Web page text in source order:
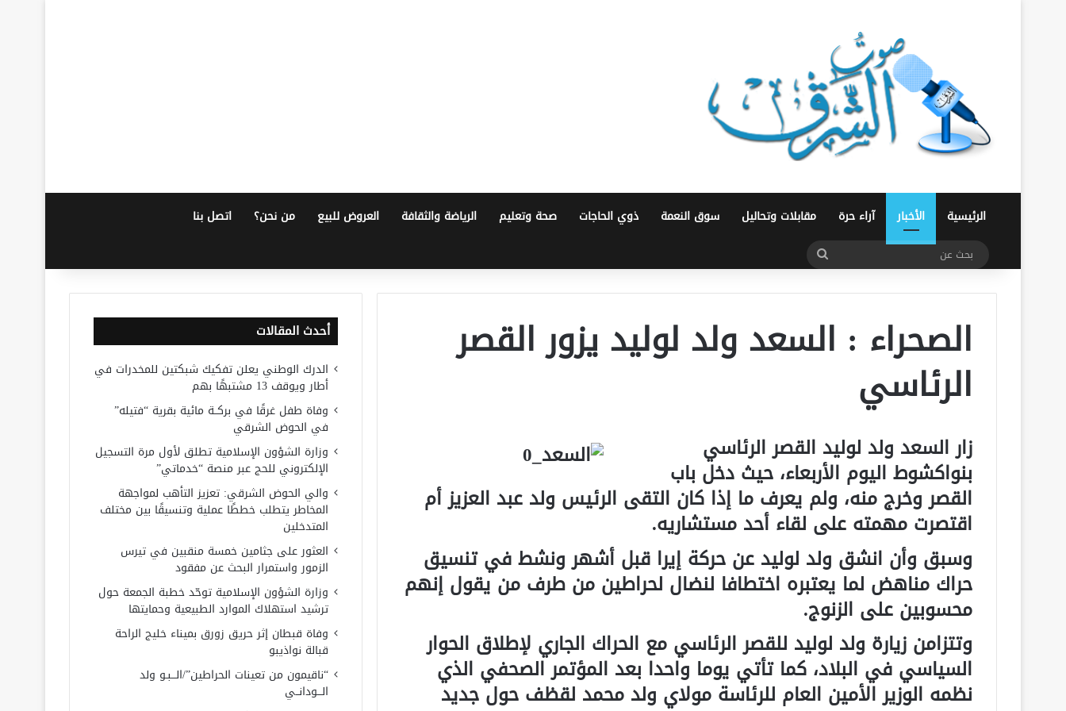
الرئيسية الأخبار آراء حرة مقابلات وتحاليل سوق النعمة ذوي الحاجات صحة وتعليم الرياضة والثقافة العروض للبيع من نحن؟ اتصل بنا
بحث
الصحراء : السعد ولد لوليد يزور القصر
الرئاسي
زار السعد ولد لوليد القصر الرئاسي
بنواكشوط اليوم الأربعاء، حيث دخل باب
القصر وخرج منه، ولم يعرف ما إذا كان التقى الرئيس ولد عبد العزيز أم
اقتصرت مهمته على لقاء أحد مستشاريه.
وسبق وأن انشق ولد لوليد عن حركة إيرا قبل أشهر ونشط في تنسيق
حراك مناهض لما يعتبره اختطافا لنضال لحراطين من طرف من يقول إنهم
محسوبين على الزنوج.
وتتزامن زيارة ولد لوليد للقصر الرئاسي مع الحراك الجاري لإطلاق الحوار
السياسي في البلاد، كما تأتي يوما واحدا بعد المؤتمر الصحفي الذي
نظمه الوزير الأمين العام للرئاسة مولاي ولد محمد لقظف حول جديد
أحدث المقالات
الدرك الوطني يعلن تفكيك شبكتين للمخدرات في
أطار ويوقف 13 مشتبهًا بهم
وفاة طفل غرقًا في بركــة مائية بقرية “فتيله”
في الحوض الشرقي
وزارة الشؤون الإسلامية تطلق لأول مرة التسجيل
الإلكتروني للحج عبر منصة “خدماتي”
والي الحوض الشرقي: تعزيز التأهب لمواجهة
المخاطر يتطلب خططًا عملية وتنسيقًا بين مختلف
المتدخلين
العثور على جثامين خمسة منقبين في تيرس
الزمور واستمرار البحث عن مفقود
وزارة الشؤون الإسلامية توحّد خطبة الجمعة حول
ترشيد استهلاك الموارد الطبيعية وحمايتها
وفاة قبطان إثر حريق زورق بميناء خليج الراحة
قبالة نواذيبو
“ناقيمون من تعينات الحراطين”/الـــبـو ولد
الـــودانــي